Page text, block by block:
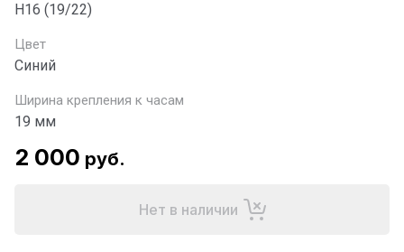
H16 (19/22)
Цвет
Синий
Ширина крепления к часам
19 мм
2 000 руб.
Нет в наличии